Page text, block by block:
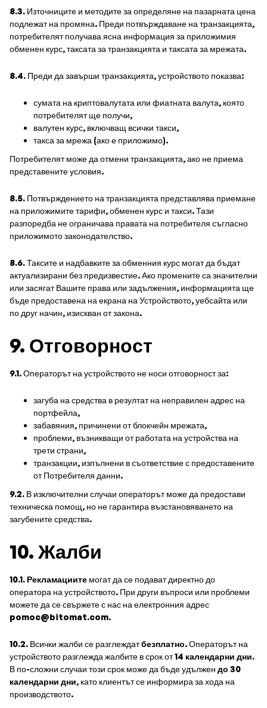
8.3. Източниците и методите за определяне на пазарната цена
подлежат на промяна. Преди потвърждаване на транзакцията,
потребителят получава ясна информация за приложимия
обменен курс, таксата за транзакцията и таксата за мрежата.
8.4. Преди да завърши транзакцията, устройството показва:
сумата на криптовалутата или фиатната валута, която
потребителят ще получи,
валутен курс, включващ всички такси,
такса за мрежа (ако е приложимо).
Потребителят може да отмени транзакцията, ако не приема
представените условия.
8.5. Потвърждението на транзакцията представлява приемане
на приложимите тарифи, обменен курс и такси. Тази
разпоредба не ограничава правата на потребителя съгласно
приложимото законодателство.
8.6.Таксите и надбавките за обменния курс могат да бъдат
актуализирани без предизвестие. Ако промените са значителни
или засягат Вашите права или задължения, информацията ще
бъде предоставена на екрана на Устройството, уебсайта или
по друг начин, изискван от закона.
9. Отговорност
9.1. Операторът на устройството не носи отговорност за:
загуба на средства в резултат на неправилен адрес на
портфейла,
забавяния, причинени от блокчейн мрежата,
проблеми, възникващи от работата на устройства на
трети страни,
транзакции, изпълнени в съответствие с предоставените
от Потребителя данни.
9.2. В изключителни случаи операторът може да предостави
техническа помощ, но не гарантира възстановяването на
загубените средства.
10. Жалби
10.1. Рекламациите могат да се подават директно до
оператора на устройството. При други въпроси или проблеми
можете да се свържете с нас на електронния адрес
pomoc@bitomat.com.
10.2. Всички жалби се разглеждатбезплатно. Операторът на
устройството разглежда жалбите в срок от14 календарни дни.
В по-сложни случаи този срок може да бъде удължен до 30
календарни дни, като клиентът се информира за хода на
производството.